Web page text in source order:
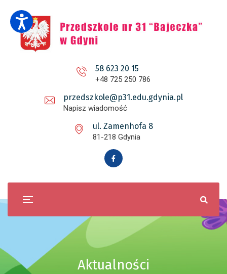
58 623 20 15
+48 725 250 786
przedszkole@p31.edu.gdynia.pl
Napisz wiadomość
ul. Zamenhofa 8
81-218 Gdynia
Aktualności